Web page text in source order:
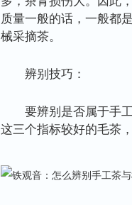
质量一般的话，一般都
械采摘茶。
辨别技巧：
要辨别是否属于手
这三个指标较好的毛茶